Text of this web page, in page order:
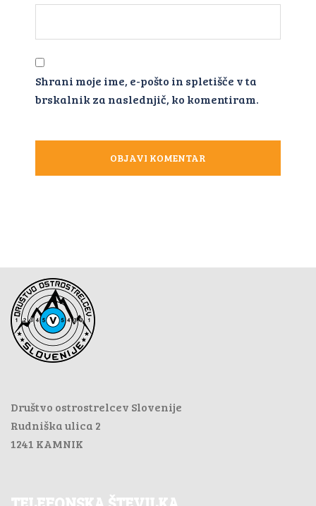
Shrani moje ime, e-pošto in spletišče v ta
brskalnik za naslednjič, ko komentiram.
Društvo ostrostrelcev Slovenije
Rudniška ulica 2
1241 KAMNIK